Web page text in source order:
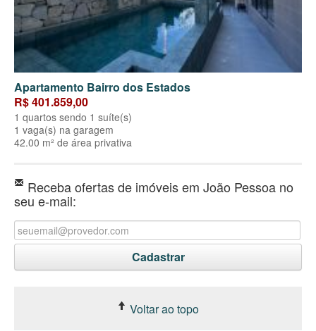
Apartamento Bairro dos Estados
R$ 401.859,00
1 quartos sendo 1 suíte(s)
1 vaga(s) na garagem
42.00 m² de área privativa
Receba ofertas de imóveis em João Pessoa no
seu e-mail:
Voltar ao topo